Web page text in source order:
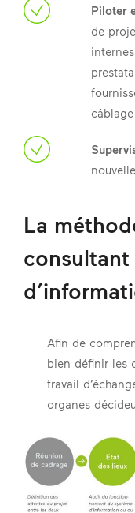
Piloter
de
La
consultant
Afin de
bien définir les
travail
organes